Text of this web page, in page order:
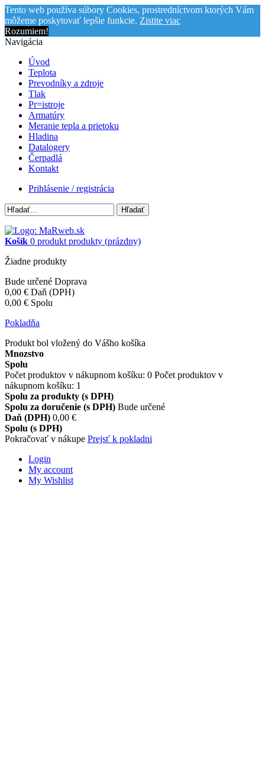
Tento web používa súbory Cookies, prostredníctvom ktorých Vám
môžeme poskytovať lepšie funkcie. Zistite viac
Rozumiem!
Navigácia
Úvod
Teplota
Prevodníky a zdroje
Tlak
Pr=istroje
Armatúry
Meranie tepla a prietoku
Hladina
Datalogery
Čerpadlá
Kontakt
Prihlásenie / registrácia
Hľadať
Košík 0 produkt produkty (prázdny)
Žiadne produkty
Bude určené Doprava
0,00 € Daň (DPH)
0,00 € Spolu
Pokladňa
Produkt bol vložený do Vášho košíka
Mnozstvo
Spolu
Počet produktov v nákupnom košíku: 0 Počet produktov v
nákupnom košíku: 1
Spolu za produkty (s DPH)
Spolu za doručenie (s DPH) Bude určené
Daň (DPH) 0,00 €
Spolu (s DPH)
Pokračovať v nákupe Prejsť k pokladni
Login
My account
My Wishlist